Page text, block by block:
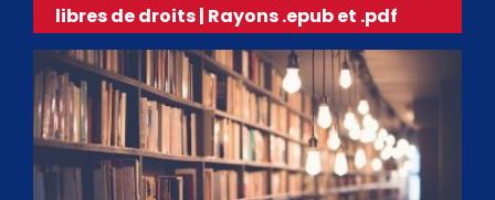
libres de droits | Rayons .epub et .pdf